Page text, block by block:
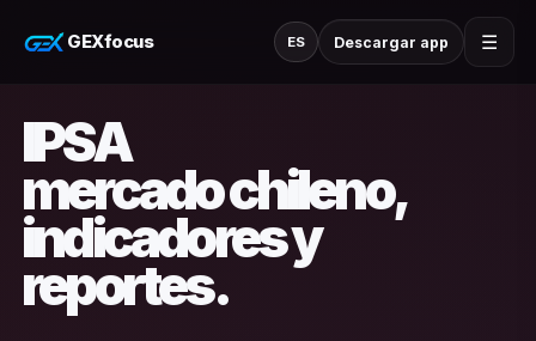
GEXfocus ES Descargar app ☰
IPSA
mercado chileno,
indicadores y
reportes.